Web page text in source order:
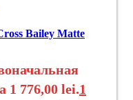
Bailey Matte
1 776,00 lei.1